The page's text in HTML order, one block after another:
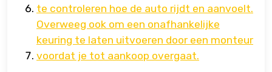
te controleren hoe de auto rijdt en aanvoelt.
Overweeg ook om een onafhankelijke
keuring te laten uitvoeren door een monteur
voordat je tot aankoop overgaat.